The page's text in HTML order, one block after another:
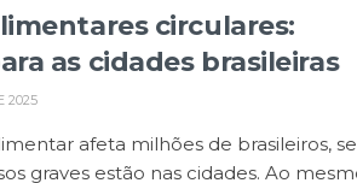
circulares:
as cidades brasileiras
2025
afeta milhões de brasileiros,
graves estão nas cidades. Ao